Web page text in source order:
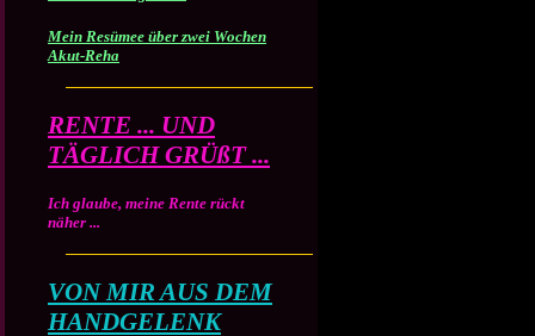
Mein Resümee über zwei Wochen
Akut-Reha
RENTE ... UND
TÄGLICH GRÜßT ...
Ich glaube, meine Rente rückt
näher ...
VON MIR AUS DEM
HANDGELENK